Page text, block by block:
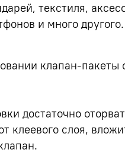
текстиля,
и много другого.
клапан-пакеты
достаточно
клеевого слоя,